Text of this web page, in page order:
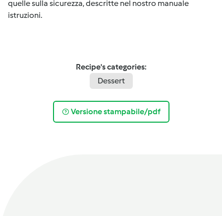
quelle sulla sicurezza, descritte nel nostro manuale
istruzioni.
Recipe's categories:
Dessert
Versione stampabile/pdf